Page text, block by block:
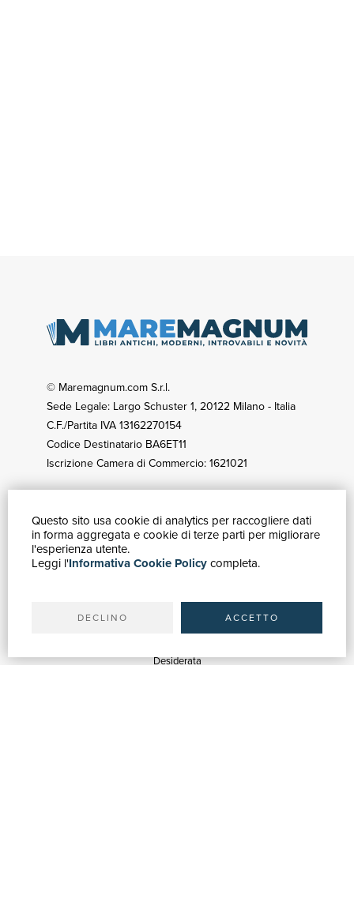
Questo sito usa cookie di analytics per raccogliere dati
in forma aggregata e cookie di terze parti per migliorare
l'esperienza utente.
Leggi l'Informativa Cookie Policycompleta.
DECLINO ACCETTO
© Maremagnum.com S.r.l.
Sede Legale: Largo Schuster 1, 20122 Milano - Italia
C.F./Partita IVA 13162270154
Codice Destinatario BA6ET11
Iscrizione Camera di Commercio: 1621021
GUIDA ACQUISTI
Catalogo
Ricerca avanzata
Spedizioni
Desiderata